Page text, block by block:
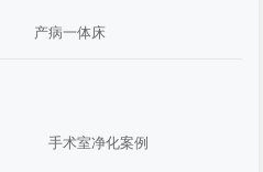
产病一体床
手术室净化案例